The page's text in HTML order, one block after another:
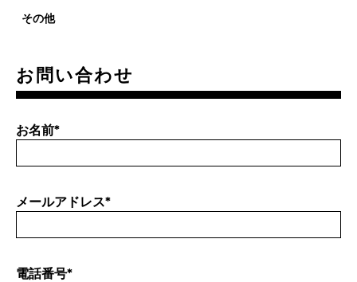
その他
お問い合わせ
お名前*
メールアドレス*
電話番号*